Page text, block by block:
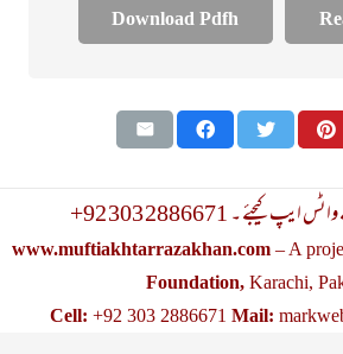
Download Pdfh
کے واٹس ایپ کیجئے ۔
www.muftiakhtarrazakhan.com – A
Foundation, Karachi,
Cell: +92 303 2886671 Mail: